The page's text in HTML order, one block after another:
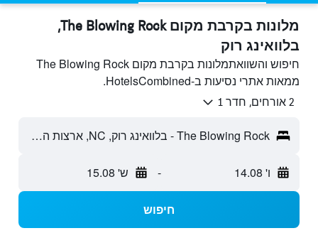
מלונות בקרבת מקום The Blowing Rock,
בלוואינג רוק
חיפוש והשוואתמלונות בקרבת מקום The Blowing Rock
ממאות אתרי נסיעות ב-HotelsCombined.
2 אורחים, חדר 1
The Blowing Rock - בלוואינג רוק, NC, ארצות הברית
ו' 14.08 - ש' 15.08
חיפוש